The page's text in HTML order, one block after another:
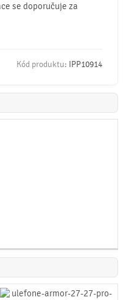
se doporučuje za
Kód produktu: IPP10914